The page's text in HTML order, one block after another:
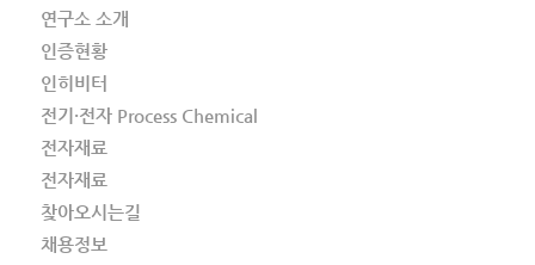
연구소 소개
인증현황
인히비터
전기·전자 Process Chemical
전자재료
전자재료
찾아오시는길
채용정보